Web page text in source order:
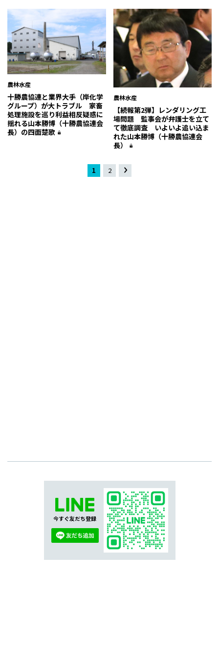
農林水産
十勝農協連と業界大手（岸化学
グループ）が大トラブル 家畜
処理施設を巡り利益相反疑惑に
揺れる山本勝博（十勝農協連会
長）の四面楚歌
農林水産
【続報第2弾】レンダリング工
場問題 監事会が弁護士を立て
て徹底調査 いよいよ追い込ま
れた山本勝博（十勝農協連会
長）
1 2 »
今すぐ友だち登録